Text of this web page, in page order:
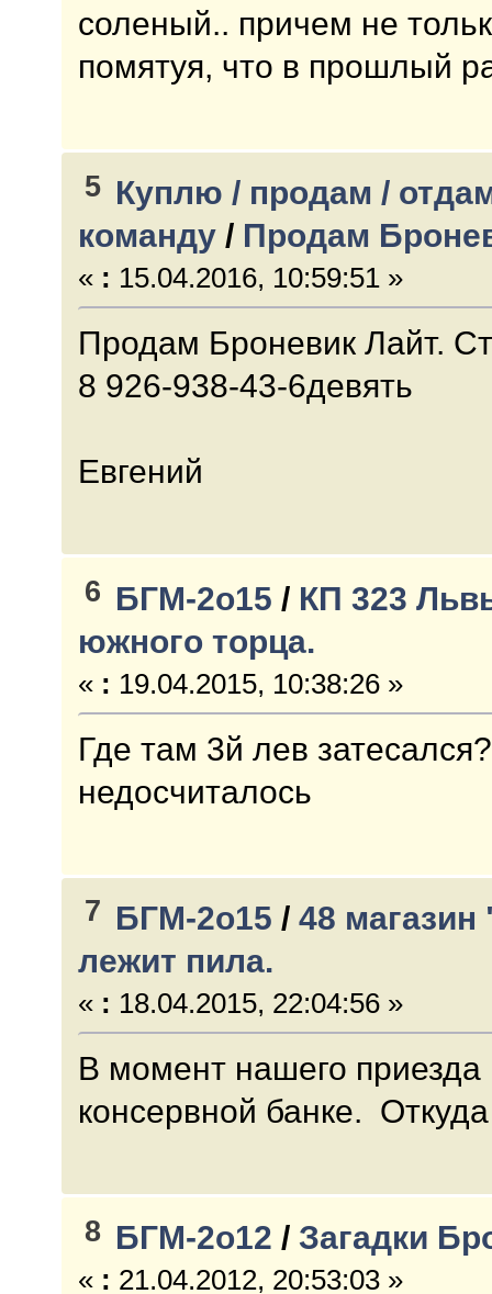
соленый.. причем не
помятуя, что в прошлый
5 Куплю / продам /
команду / Продам
« : 15.04.2016, 10:59:51 »
Продам Броневик Лайт.
8 926-938-43-6девять
Евгений
6 БГМ-2о15 / КП 323
южного торца.
« : 19.04.2015, 10:38:26 »
Где там 3й лев
недосчиталось
7 БГМ-2о15 /48
лежит пила.
« : 18.04.2015, 22:04:56 »
В момент нашего
консервной банке.
8 БГМ-2о12 /Загадки
« : 21.04.2012, 20:53:03 »